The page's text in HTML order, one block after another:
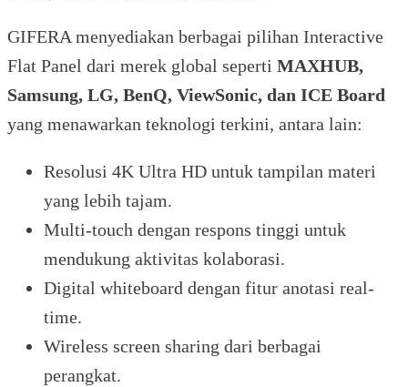
GIFERA menyediakan berbagai pilihan Interactive
Flat Panel dari merek global seperti MAXHUB,
Samsung, LG, BenQ, ViewSonic, dan ICE Board
yang menawarkan teknologi terkini, antara lain:
Resolusi 4K Ultra HD untuk tampilan materi
yang lebih tajam.
Multi-touch dengan respons tinggi untuk
mendukung aktivitas kolaborasi.
Digital whiteboard dengan fitur anotasi real-
time.
Wireless screen sharing dari berbagai
perangkat.